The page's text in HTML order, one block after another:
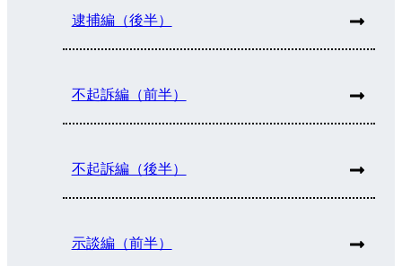
逮捕編（後半）
不起訴編（前半）
不起訴編（後半）
示談編（前半）